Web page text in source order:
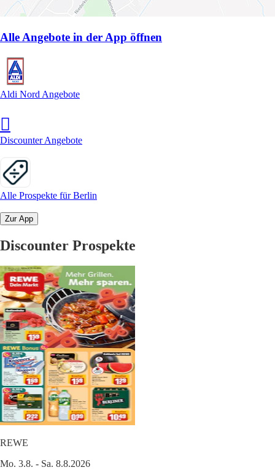
Alle Angebote in der App öffnen
Aldi Nord Angebote
Discounter Angebote
Alle Prospekte für Berlin
Zur App
Discounter Prospekte
REWE
Mo. 3.8. - Sa. 8.8.2026